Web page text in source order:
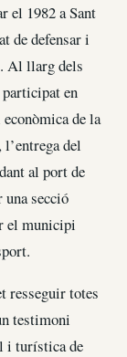
el 1982 a Sant
de defensar i
Al llarg dels
participat en
de la
del
al port de
una secció
el municipi
resseguir totes
testimoni
i turística de